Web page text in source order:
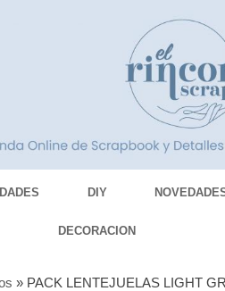
DIY
DECORACION
» PACK LENTEJUELAS LIGHT